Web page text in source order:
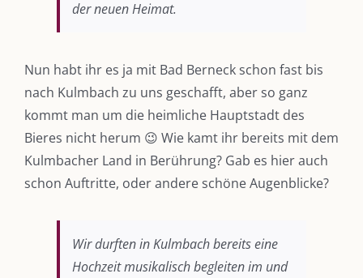
der neuen Heimat.
Nun habt ihr es ja mit Bad Berneck schon fast bis
nach Kulmbach zu uns geschafft, aber so ganz
kommt man um die heimliche Hauptstadt des
Bieres nicht herum 😉 Wie kamt ihr bereits mit dem
Kulmbacher Land in Berührung? Gab es hier auch
schon Auftritte, oder andere schöne Augenblicke?
Wir durften in Kulmbach bereits eine
Hochzeit musikalisch begleiten im und